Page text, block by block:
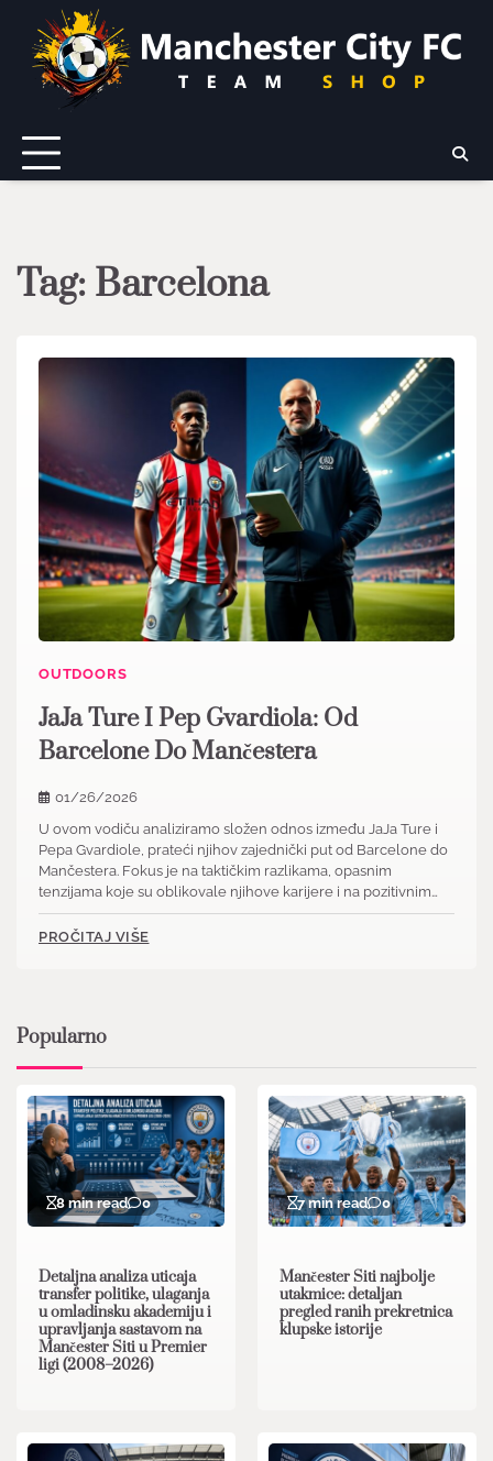
content
Tag: Barcelona
OUTDOORS
JaJa Ture I Pep Gvardiola: Od
Barcelone Do Mančestera
01/26/2026
U ovom vodiču analiziramo složen odnos između JaJa Ture i
Pepa Gvardiole, prateći njihov zajednički put od Barcelone do
Mančestera. Fokus je na taktičkim razlikama, opasnim
tenzijama koje su oblikovale njihove karijere i na pozitivnim…
PROČITAJ VIŠE
Popularno
8 min read 0
Detaljna analiza uticaja
transfer politike, ulaganja
u omladinsku akademiju i
upravljanja sastavom na
Mančester Siti u Premier
ligi (2008–2026)
7 min read 0
Mančester Siti najbolje
utakmice: detaljan
pregled ranih prekretnica
klupske istorije